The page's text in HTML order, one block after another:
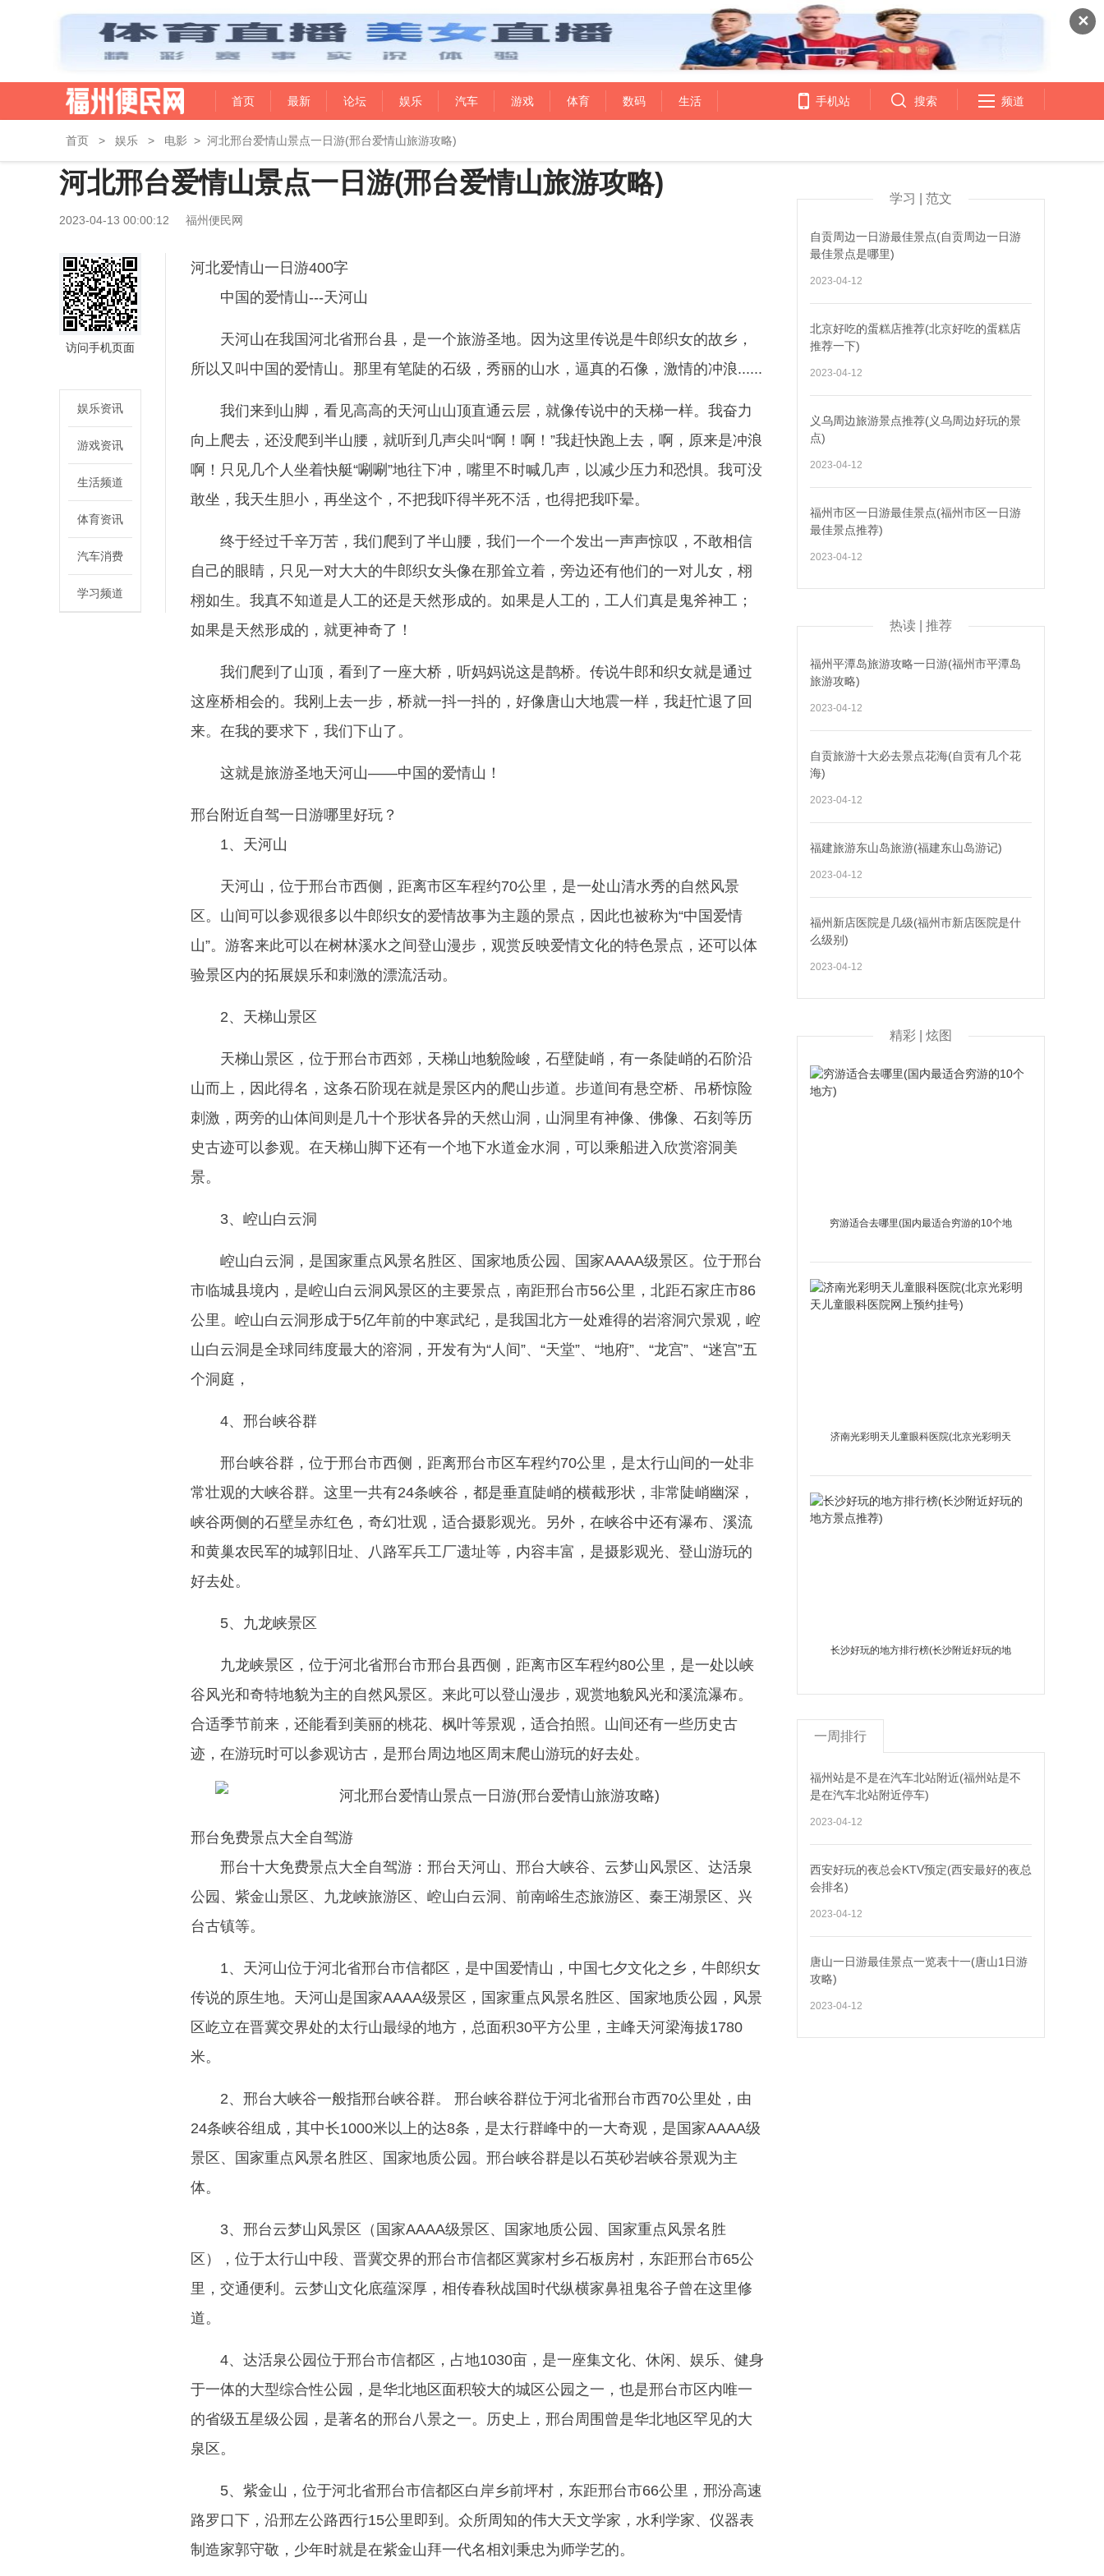
✕
首页 最新 论坛 娱乐 汽车 游戏 体育 数码 生活 手机站 搜索 频道
首页 > 娱乐 > 电影 > 河北邢台爱情山景点一日游(邢台爱情山旅游攻略)
河北邢台爱情山景点一日游(邢台爱情山旅游攻略)
2023-04-13 00:00:12 福州便民网
访问手机页面
娱乐资讯
游戏资讯
生活频道
体育资讯
汽车消费
学习频道
河北爱情山一日游400字
中国的爱情山---天河山
天河山在我国河北省邢台县，是一个旅游圣地。因为这里传说是牛郎织女的故乡，
所以又叫中国的爱情山。那里有笔陡的石级，秀丽的山水，逼真的石像，激情的冲浪......
我们来到山脚，看见高高的天河山山顶直通云层，就像传说中的天梯一样。我奋力
向上爬去，还没爬到半山腰，就听到几声尖叫“啊！啊！”我赶快跑上去，啊，原来是冲浪
啊！只见几个人坐着快艇“唰唰”地往下冲，嘴里不时喊几声，以减少压力和恐惧。我可没
敢坐，我天生胆小，再坐这个，不把我吓得半死不活，也得把我吓晕。
终于经过千辛万苦，我们爬到了半山腰，我们一个一个发出一声声惊叹，不敢相信
自己的眼睛，只见一对大大的牛郎织女头像在那耸立着，旁边还有他们的一对儿女，栩
栩如生。我真不知道是人工的还是天然形成的。如果是人工的，工人们真是鬼斧神工；
如果是天然形成的，就更神奇了！
我们爬到了山顶，看到了一座大桥，听妈妈说这是鹊桥。传说牛郎和织女就是通过
这座桥相会的。我刚上去一步，桥就一抖一抖的，好像唐山大地震一样，我赶忙退了回
来。在我的要求下，我们下山了。
这就是旅游圣地天河山——中国的爱情山！
邢台附近自驾一日游哪里好玩？
1、天河山
天河山，位于邢台市西侧，距离市区车程约70公里，是一处山清水秀的自然风景
区。山间可以参观很多以牛郎织女的爱情故事为主题的景点，因此也被称为“中国爱情
山”。游客来此可以在树林溪水之间登山漫步，观赏反映爱情文化的特色景点，还可以体
验景区内的拓展娱乐和刺激的漂流活动。
2、天梯山景区
天梯山景区，位于邢台市西郊，天梯山地貌险峻，石壁陡峭，有一条陡峭的石阶沿
山而上，因此得名，这条石阶现在就是景区内的爬山步道。步道间有悬空桥、吊桥惊险
刺激，两旁的山体间则是几十个形状各异的天然山洞，山洞里有神像、佛像、石刻等历
史古迹可以参观。在天梯山脚下还有一个地下水道金水洞，可以乘船进入欣赏溶洞美
景。
3、崆山白云洞
崆山白云洞，是国家重点风景名胜区、国家地质公园、国家AAAA级景区。位于邢台
市临城县境内，是崆山白云洞风景区的主要景点，南距邢台市56公里，北距石家庄市86
公里。崆山白云洞形成于5亿年前的中寒武纪，是我国北方一处难得的岩溶洞穴景观，崆
山白云洞是全球同纬度最大的溶洞，开发有为“人间”、“天堂”、“地府”、“龙宫”、“迷宫”五
个洞庭，
4、邢台峡谷群
邢台峡谷群，位于邢台市西侧，距离邢台市区车程约70公里，是太行山间的一处非
常壮观的大峡谷群。这里一共有24条峡谷，都是垂直陡峭的横截形状，非常陡峭幽深，
峡谷两侧的石壁呈赤红色，奇幻壮观，适合摄影观光。另外，在峡谷中还有瀑布、溪流
和黄巢农民军的城郭旧址、八路军兵工厂遗址等，内容丰富，是摄影观光、登山游玩的
好去处。
5、九龙峡景区
九龙峡景区，位于河北省邢台市邢台县西侧，距离市区车程约80公里，是一处以峡
谷风光和奇特地貌为主的自然风景区。来此可以登山漫步，观赏地貌风光和溪流瀑布。
合适季节前来，还能看到美丽的桃花、枫叶等景观，适合拍照。山间还有一些历史古
迹，在游玩时可以参观访古，是邢台周边地区周末爬山游玩的好去处。
邢台免费景点大全自驾游
邢台十大免费景点大全自驾游：邢台天河山、邢台大峡谷、云梦山风景区、达活泉
公园、紫金山景区、九龙峡旅游区、崆山白云洞、前南峪生态旅游区、秦王湖景区、兴
台古镇等。
1、天河山位于河北省邢台市信都区，是中国爱情山，中国七夕文化之乡，牛郎织女
传说的原生地。天河山是国家AAAA级景区，国家重点风景名胜区、国家地质公园，风景
区屹立在晋冀交界处的太行山最绿的地方，总面积30平方公里，主峰天河梁海拔1780
米。
2、邢台大峡谷一般指邢台峡谷群。 邢台峡谷群位于河北省邢台市西70公里处，由
24条峡谷组成，其中长1000米以上的达8条，是太行群峰中的一大奇观，是国家AAAA级
景区、国家重点风景名胜区、国家地质公园。邢台峡谷群是以石英砂岩峡谷景观为主
体。
3、邢台云梦山风景区（国家AAAA级景区、国家地质公园、国家重点风景名胜
区），位于太行山中段、晋冀交界的邢台市信都区冀家村乡石板房村，东距邢台市65公
里，交通便利。云梦山文化底蕴深厚，相传春秋战国时代纵横家鼻祖鬼谷子曾在这里修
道。
4、达活泉公园位于邢台市信都区，占地1030亩，是一座集文化、休闲、娱乐、健身
于一体的大型综合性公园，是华北地区面积较大的城区公园之一，也是邢台市区内唯一
的省级五星级公园，是著名的邢台八景之一。历史上，邢台周围曾是华北地区罕见的大
泉区。
5、紫金山，位于河北省邢台市信都区白岸乡前坪村，东距邢台市66公里，邢汾高速
路罗口下，沿邢左公路西行15公里即到。众所周知的伟大天文学家，水利学家、仪器表
制造家郭守敬，少年时就是在紫金山拜一代名相刘秉忠为师学艺的。
学习 | 范文
自贡周边一日游最佳景点(自贡周边一日游
最佳景点是哪里)
2023-04-12
北京好吃的蛋糕店推荐(北京好吃的蛋糕店
推荐一下)
2023-04-12
义乌周边旅游景点推荐(义乌周边好玩的景
点)
2023-04-12
福州市区一日游最佳景点(福州市区一日游
最佳景点推荐)
2023-04-12
热读 | 推荐
福州平潭岛旅游攻略一日游(福州市平潭岛
旅游攻略)
2023-04-12
自贡旅游十大必去景点花海(自贡有几个花
海)
2023-04-12
福建旅游东山岛旅游(福建东山岛游记)
2023-04-12
福州新店医院是几级(福州市新店医院是什
么级别)
2023-04-12
精彩 | 炫图
穷游适合去哪里(国内最适合穷游的10个地
济南光彩明天儿童眼科医院(北京光彩明天
长沙好玩的地方排行榜(长沙附近好玩的地
一周排行
福州站是不是在汽车北站附近(福州站是不
是在汽车北站附近停车)
2023-04-12
西安好玩的夜总会KTV预定(西安最好的夜总
会排名)
2023-04-12
唐山一日游最佳景点一览表十一(唐山1日游
攻略)
2023-04-12